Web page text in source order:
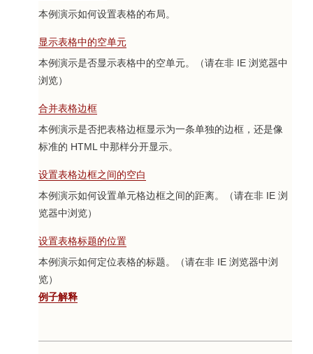
本例演示如何设置表格的布局。
显示表格中的空单元
本例演示是否显示表格中的空单元。（请在非 IE 浏览器中
浏览）
合并表格边框
本例演示是否把表格边框显示为一条单独的边框，还是像
标准的 HTML 中那样分开显示。
设置表格边框之间的空白
本例演示如何设置单元格边框之间的距离。（请在非 IE 浏
览器中浏览）
设置表格标题的位置
本例演示如何定位表格的标题。（请在非 IE 浏览器中浏
览）
例子解释